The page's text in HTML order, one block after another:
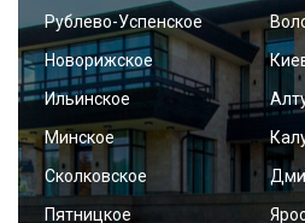
Рублево-Успенское
Новорижское
Ильинское
Минское
Сколковское
Пятницкое